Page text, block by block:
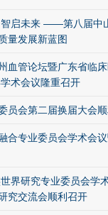
智启未来 ——第八届中
量发展新蓝图
血管论坛暨广东省临
术会议隆重召开
员会第二届换届大会
合专业委员会学术会
世界研究专业委员会学
究交流会顺利召开